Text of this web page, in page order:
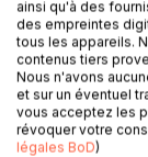
rendements
saines, aux
Moins
préservés.
vers de terre,
ainsi qu'à des
des empreintes
tous les appareils.
contenus tiers
Nous n'avons
et sur un éventuel
vous acceptez les
révoquer votre
légales BoD)